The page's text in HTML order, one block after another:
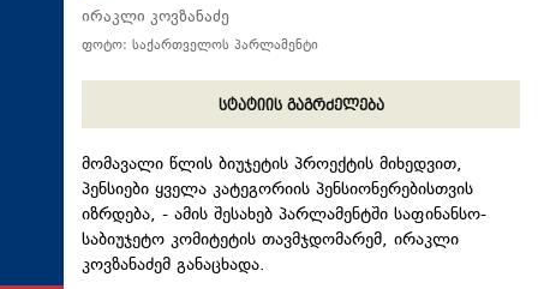
სამართალი
ტექნოლოგიები
ტაბლოიდი
ირაკლი კოვზანაძე
ფოტო: საქართველოს პარლამენტი
სტატიის გაგრძელება
მომავალი წლის ბიუჯეტის პროექტის მიხედვით,
პენსიები ყველა კატეგორიის პენსიონერებისთვის
იზრდება, - ამის შესახებ პარლამენტში საფინანსო-
საბიუჯეტო კომიტეტის თავმჯდომარემ, ირაკლი
კოვზანაძემ განაცხადა.